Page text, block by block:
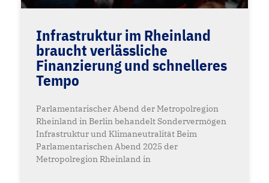
Infrastruktur im Rheinland
braucht verlässliche
Finanzierung und schnelleres
Tempo
Parlamentarischer Abend der Metropolregion
Rheinland in Berlin behandelt Sondervermögen
Infrastruktur und Klimaneutralität Beim
Parlamentarischen Abend 2025 der
Metropolregion Rheinland in